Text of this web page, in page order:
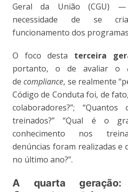
Geral da União (CGU)
necessidade de se
funcionamento dos
O foco desta terceira
portanto, o de avaliar o
decompliance, se realmente
Código de Conduta foi, de
colaboradores?”;
treinados?” “Qual é o
conhecimento nos
denúncias foram realizadas e
no último ano?”.
A quarta